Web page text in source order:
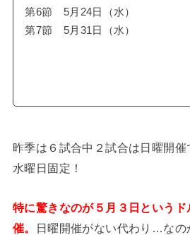
第6節 5月24日（水）
第7節 5月31日（水）
昨季は６試合中２試合は日曜開
水曜日固定！
特に驚きなのが５月３日という
催。
日曜開催がない代わり…なの